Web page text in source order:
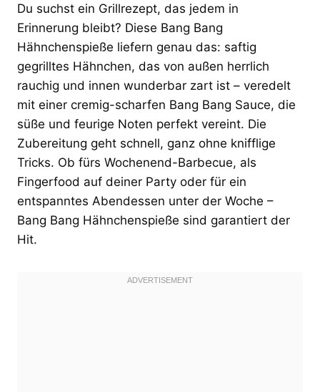
Du suchst ein Grillrezept, das jedem in
Erinnerung bleibt? Diese Bang Bang
Hähnchenspieße liefern genau das: saftig
gegrilltes Hähnchen, das von außen herrlich
rauchig und innen wunderbar zart ist – veredelt
mit einer cremig-scharfen Bang Bang Sauce, die
süße und feurige Noten perfekt vereint. Die
Zubereitung geht schnell, ganz ohne knifflige
Tricks. Ob fürs Wochenend-Barbecue, als
Fingerfood auf deiner Party oder für ein
entspanntes Abendessen unter der Woche –
Bang Bang Hähnchenspieße sind garantiert der
Hit.